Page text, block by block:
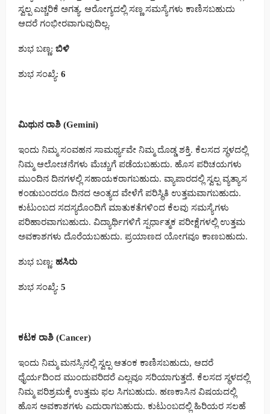
ಸ್ವಲ್ಪ ಎಚ್ಚರಿಕೆ ಅಗತ್ಯ. ಆರೋಗ್ಯದಲ್ಲಿ ಸಣ್ಣ ಸಮಸ್ಯೆಗಳು ಕಾಣಿಸಬಹುದು
ಆದರೆ ಗಂಭೀರವಾಗುವುದಿಲ್ಲ.
ಶುಭ ಬಣ್ಣ: ಬಿಳಿ
ಶುಭ ಸಂಖ್ಯೆ: 6
ಮಿಥುನ ರಾಶಿ (Gemini)
ಇಂದು ನಿಮ್ಮ ಸಂವಹನ ಸಾಮರ್ಥ್ಯವೇ ನಿಮ್ಮ ದೊಡ್ಡ ಶಕ್ತಿ. ಕೆಲಸದ ಸ್ಥಳದಲ್ಲಿ
ನಿಮ್ಮ ಆಲೋಚನೆಗಳು ಮೆಚ್ಚುಗೆ ಪಡೆಯಬಹುದು. ಹೊಸ ಪರಿಚಯಗಳು
ಮುಂದಿನ ದಿನಗಳಲ್ಲಿ ಸಹಾಯಕರಾಗಬಹುದು. ವ್ಯಾಪಾರದಲ್ಲಿ ಸ್ವಲ್ಪ ವ್ಯತ್ಯಾಸ
ಕಂಡುಬಂದರೂ ದಿನದ ಅಂತ್ಯದ ವೇಳೆಗೆ ಪರಿಸ್ಥಿತಿ ಉತ್ತಮವಾಗಬಹುದು.
ಕುಟುಂಬದ ಸದಸ್ಯರೊಂದಿಗೆ ಮಾತುಕತೆಗಳಿಂದ ಕೆಲವು ಸಮಸ್ಯೆಗಳು
ಪರಿಹಾರವಾಗಬಹುದು. ವಿದ್ಯಾರ್ಥಿಗಳಿಗೆ ಸ್ಪರ್ಧಾತ್ಮಕ ಪರೀಕ್ಷೆಗಳಲ್ಲಿ ಉತ್ತಮ
ಅವಕಾಶಗಳು ದೊರೆಯಬಹುದು. ಪ್ರಯಾಣದ ಯೋಗವೂ ಕಾಣಬಹುದು.
ಶುಭ ಬಣ್ಣ: ಹಸಿರು
ಶುಭ ಸಂಖ್ಯೆ: 5
ಕಟಕ ರಾಶಿ (Cancer)
ಇಂದು ನಿಮ್ಮ ಮನಸ್ಸಿನಲ್ಲಿ ಸ್ವಲ್ಪ ಆತಂಕ ಕಾಣಿಸಬಹುದು, ಆದರೆ
ಧೈರ್ಯದಿಂದ ಮುಂದುವರಿದರೆ ಎಲ್ಲವೂ ಸರಿಯಾಗುತ್ತದೆ. ಕೆಲಸದ ಸ್ಥಳದಲ್ಲಿ
ನಿಮ್ಮ ಪರಿಶ್ರಮಕ್ಕೆ ಉತ್ತಮ ಫಲ ಸಿಗಬಹುದು. ಹಣಕಾಸಿನ ವಿಷಯದಲ್ಲಿ
ಹೊಸ ಅವಕಾಶಗಳು ಎದುರಾಗಬಹುದು. ಕುಟುಂಬದಲ್ಲಿ ಹಿರಿಯರ ಸಲಹೆ